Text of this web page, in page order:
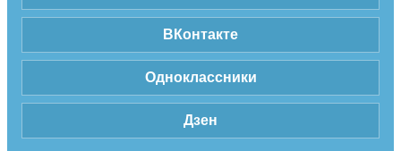
ВКонтакте
Одноклассники
Дзен